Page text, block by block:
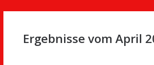
Ergebnisse vom April